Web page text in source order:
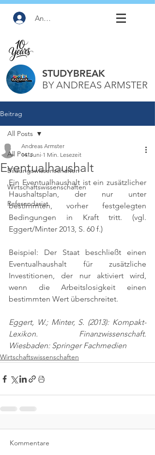
Anmelden
STUDYBREAK
BY ANDREAS ARMSTER
Beitrag
All Posts
Bildungswissenschaften
Wirtschaftswissenschaften
Referendariat
All Posts
Eventualhaushalt
Andreas Armster
14. Juni 1 Min. Lesezeit
Ein Eventualhaushalt ist ein zusätzlicher
Haushaltsplan, der nur unter
bestimmten, vorher festgelegten
Bedingungen in Kraft tritt. (vgl.
Eggert/Minter 2013, S. 60 f.)
Beispiel: Der Staat beschließt einen
Eventualhaushalt für zusätzliche
Investitionen, der nur aktiviert wird,
wenn die Arbeitslosigkeit einen
bestimmten Wert überschreitet.
Eggert, W.; Minter, S. (2013): Kompakt-
Lexikon. Finanzwissenschaft.
Wiesbaden: Springer Fachmedien
Wirtschaftswissenschaften
Kommentare